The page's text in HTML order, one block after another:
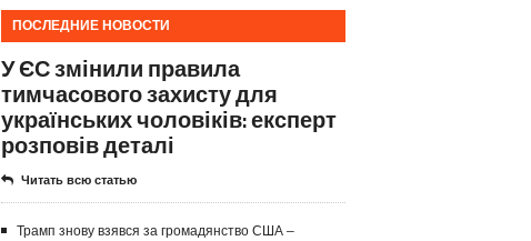
ПОСЛЕДНИЕ НОВОСТИ
У ЄС змінили правила
тимчасового захисту для
українських чоловіків: експерт
розповів деталі
Читать всю статью
Трамп знову взявся за громадянство США –